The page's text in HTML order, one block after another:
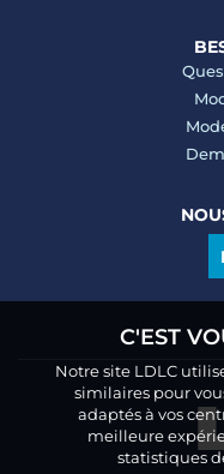
C'EST
Notre site LDLC
similaires pour
adaptés à vos
meilleure
statistiques